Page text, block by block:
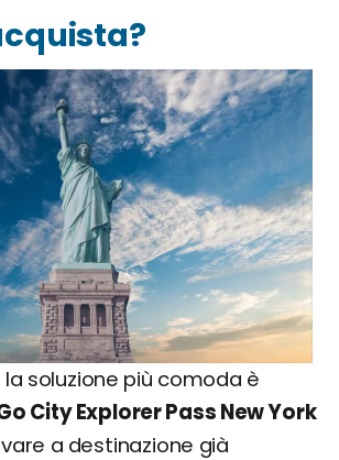
soluzione più comoda è
City Explorer Pass New York
a destinazione già